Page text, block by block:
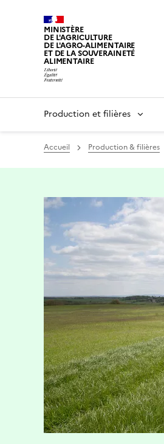
MINISTÈRE
DE L'AGRICULTURE
DE L'AGRO-ALIMENTAIRE
ET DE LA SOUVERAINETÉ
ALIMENTAIRE
Production et filières
Accueil Production & filières